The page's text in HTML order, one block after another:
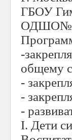
ГБОУ
ОДШО№
-
общему
-
-
-
I. Дети